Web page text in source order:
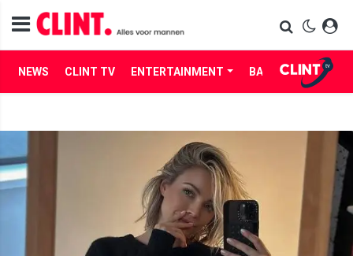
NEWS CLINT TV ENTERTAINMENT BABES LIFE